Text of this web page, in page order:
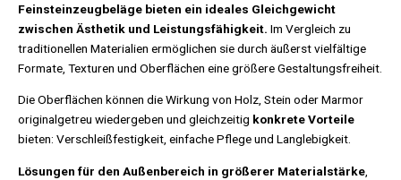
Feinsteinzeugbeläge bieten ein ideales Gleichgewicht
zwischen Ästhetik und Leistungsfähigkeit. Im Vergleich zu
traditionellen Materialien ermöglichen sie durch äußerst vielfältige
Formate, Texturen und Oberflächen eine größere Gestaltungsfreiheit.
Die Oberflächen können die Wirkung von Holz, Stein oder Marmor
originalgetreu wiedergeben und gleichzeitig konkrete Vorteile
bieten: Verschleißfestigkeit, einfache Pflege und Langlebigkeit.
Lösungen für den Außenbereich in größerer Materialstärke